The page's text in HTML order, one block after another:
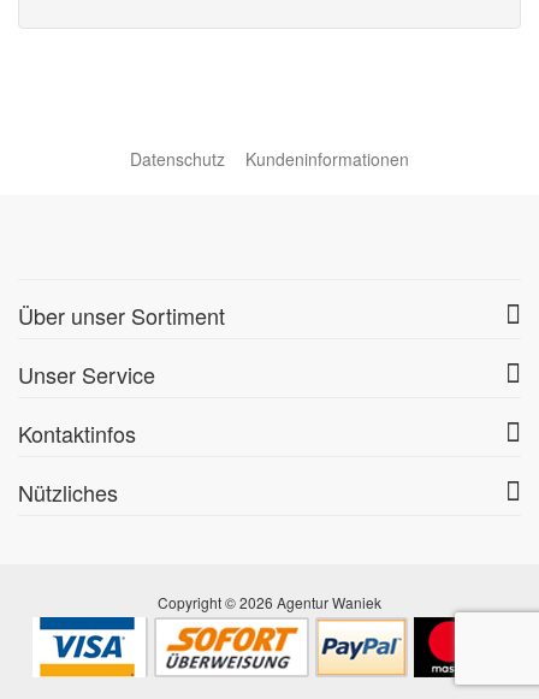
Datenschutz Kundeninformationen
Über unser Sortiment
Unser Service
Kontaktinfos
Nützliches
Copyright © 2026 Agentur Waniek